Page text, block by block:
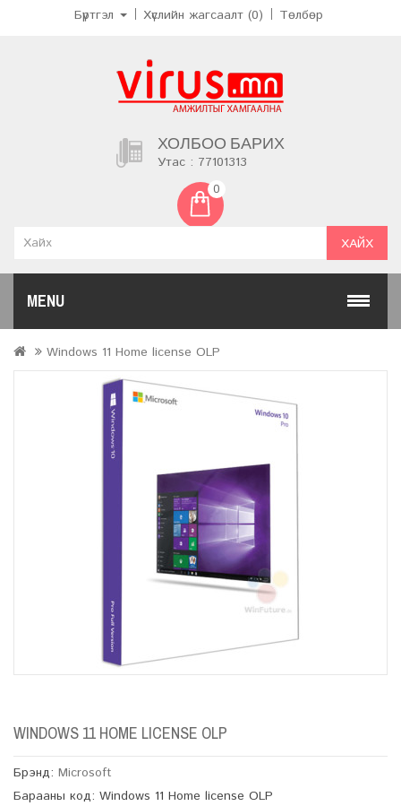
Бүртгэл Хүслийн жагсаалт (0) Төлбөр
ХОЛБОО БАРИХ
Утас : 77101313
0
ХАЙХ
MENU
Windows 11 Home license OLP
WINDOWS 11 HOME LICENSE OLP
Брэнд: Microsoft
Барааны код: Windows 11 Home license OLP